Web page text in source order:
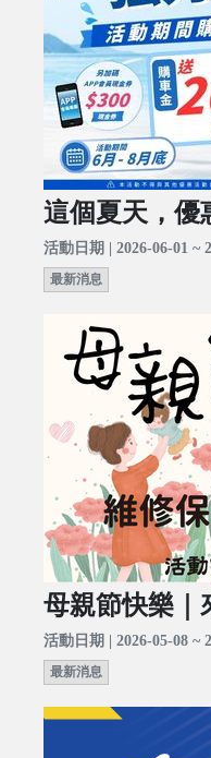
這個夏天，優
活動日期 | 2026-06-01 ~
最新消息
母親節快樂｜
活動日期 | 2026-05-08 ~
最新消息